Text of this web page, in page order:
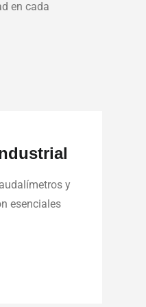
en cada
y
esenciales